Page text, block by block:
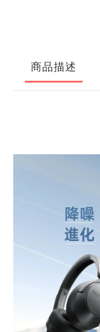
商品描述